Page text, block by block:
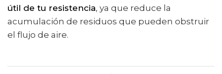
útil de tu resistencia, ya que reduce la
acumulación de residuos que pueden obstruir
el flujo de aire.